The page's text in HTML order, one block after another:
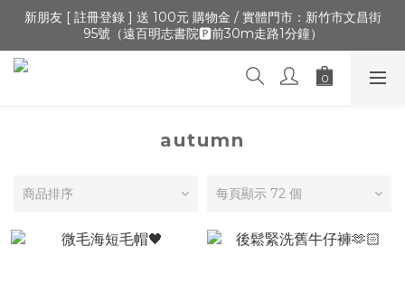
🔺「會員制」新開張,加入會員,全通路可累積紅利 >登入官網 > 個
人資訊 > 填寫正確「生日」收生日禮金
新朋友 [ 註冊登錄 ] 送 100元 購物金 / 實體門市：新竹市文昌街
95號（遠百明志書院🅿️前30m走路1分鐘）
🔺「會員制」新開張,加入會員,全通路可累積紅利 >登入官網 > 個
人資訊 > 填寫正確「生日」收生日禮金
autumn
商品排序 每頁顯示 72 個